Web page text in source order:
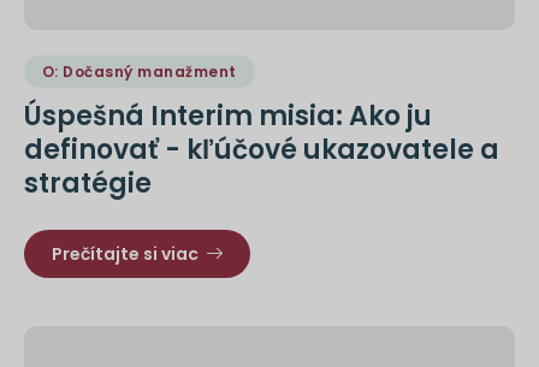
O: Dočasný manažment
Úspešná Interim misia: Ako ju
definovať - kľúčové ukazovatele a
stratégie
Prečítajte si viac